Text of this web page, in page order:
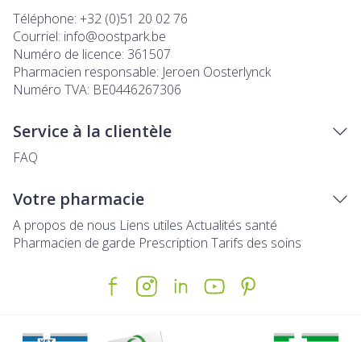
Téléphone: +32 (0)51 20 02 76
Courriel: info@oostpark.be
Numéro de licence: 361507
Pharmacien responsable: Jeroen Oosterlynck
Numéro TVA: BE0446267306
Service à la clientèle
FAQ
Votre pharmacie
A propos de nous Liens utiles Actualités santé
Pharmacien de garde Prescription Tarifs des soins